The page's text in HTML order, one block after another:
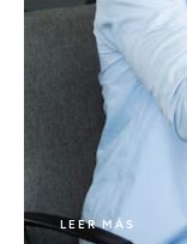
LEER MÁS